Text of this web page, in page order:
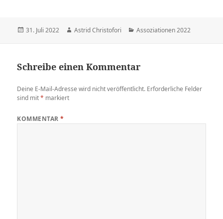
Veröffentlicht
31. Juli 2022 Autor
Astrid Christofori Kategorien
Assoziationen 2022
Schreibe einen Kommentar
Deine E-Mail-Adresse wird nicht veröffentlicht. Erforderliche Felder
sind mit* markiert
KOMMENTAR*